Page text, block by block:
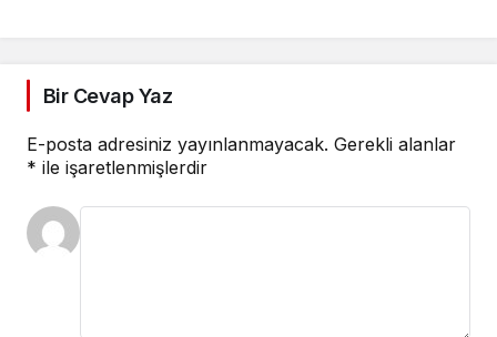
Bir Cevap Yaz
E-posta adresiniz yayınlanmayacak. Gerekli alanlar
* ile işaretlenmişlerdir